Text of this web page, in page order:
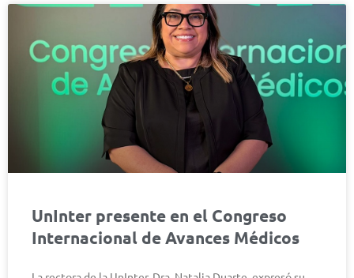
UnInter presente en el Congreso
Internacional de Avances Médicos